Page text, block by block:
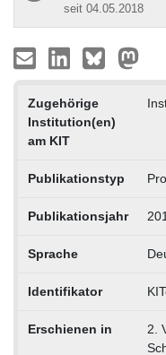
seit 04.05.2018
Zugehörige
Institution(en)
am KIT
Publikationstyp
Publikationsjahr
Sprache
Identifikator
Erschienen in
2.